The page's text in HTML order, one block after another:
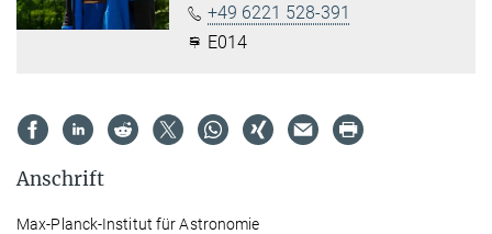
+49 6221 528-391
E014
Anschrift
Max-Planck-Institut für Astronomie